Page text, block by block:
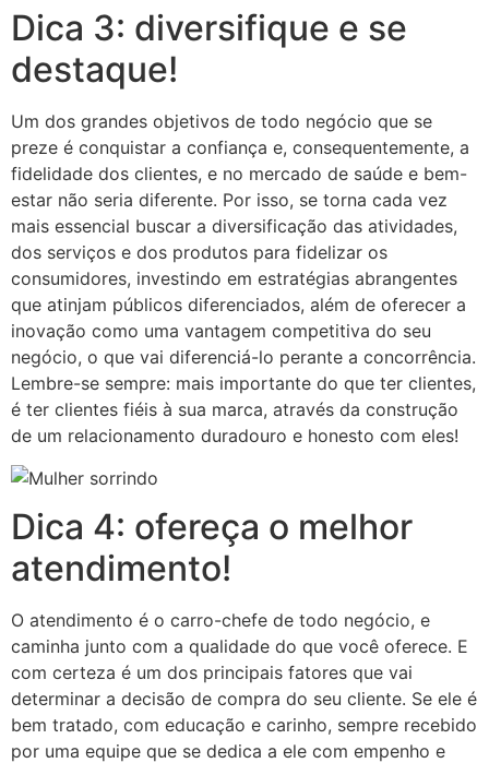
Dica 3: diversifique e se
destaque!
Um dos grandes objetivos de todo negócio que se
preze é conquistar a confiança e, consequentemente, a
fidelidade dos clientes, e no mercado de saúde e bem-
estar não seria diferente. Por isso, se torna cada vez
mais essencial buscar a diversificação das atividades,
dos serviços e dos produtos para fidelizar os
consumidores, investindo em estratégias abrangentes
que atinjam públicos diferenciados, além de oferecer a
inovação como uma vantagem competitiva do seu
negócio, o que vai diferenciá-lo perante a concorrência.
Lembre-se sempre: mais importante do que ter clientes,
é ter clientes fiéis à sua marca, através da construção
de um relacionamento duradouro e honesto com eles!
Dica 4: ofereça o melhor
atendimento!
O atendimento é o carro-chefe de todo negócio, e
caminha junto com a qualidade do que você oferece. E
com certeza é um dos principais fatores que vai
determinar a decisão de compra do seu cliente. Se ele é
bem tratado, com educação e carinho, sempre recebido
por uma equipe que se dedica a ele com empenho e